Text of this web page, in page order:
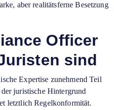
aber realitätsferne Besetzung
Officer
sind
Expertise zunehmend Teil
juristische Hintergrund
letztlich Regelkonformität.